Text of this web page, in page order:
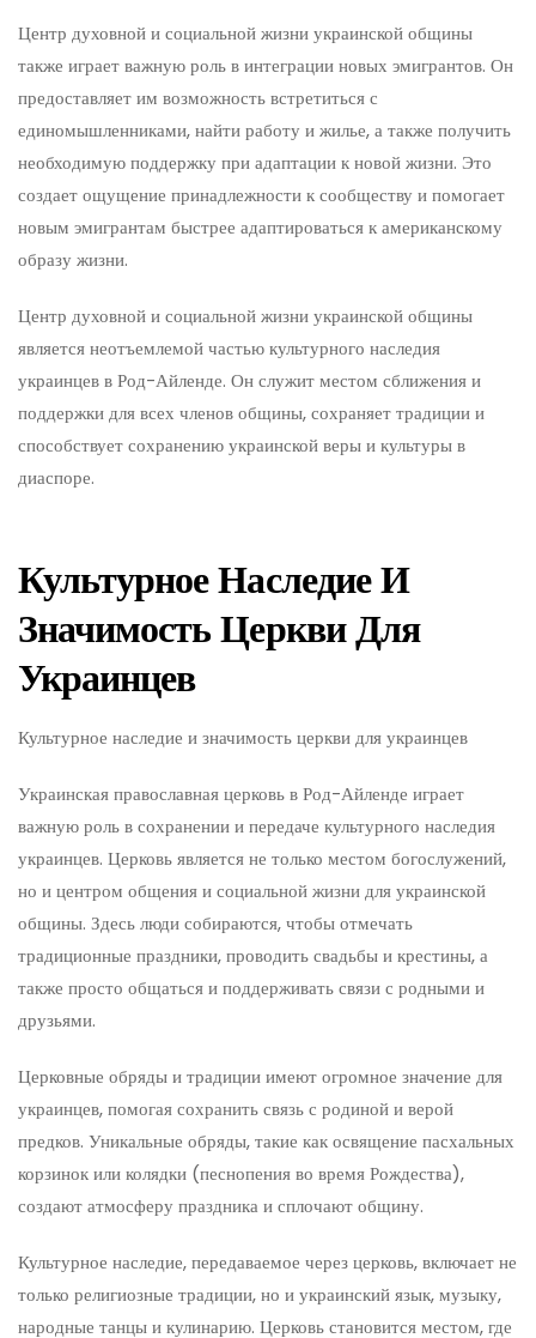
Центр духовной и социальной жизни украинской общины
также играет важную роль в интеграции новых эмигрантов. Он
предоставляет им возможность встретиться с
единомышленниками, найти работу и жилье, а также получить
необходимую поддержку при адаптации к новой жизни. Это
создает ощущение принадлежности к сообществу и помогает
новым эмигрантам быстрее адаптироваться к американскому
образу жизни.
Центр духовной и социальной жизни украинской общины
является неотъемлемой частью культурного наследия
украинцев в Род-Айленде. Он служит местом сближения и
поддержки для всех членов общины, сохраняет традиции и
способствует сохранению украинской веры и культуры в
диаспоре.
Культурное Наследие И
Значимость Церкви Для
Украинцев
Культурное наследие и значимость церкви для украинцев
Украинская православная церковь в Род-Айленде играет
важную роль в сохранении и передаче культурного наследия
украинцев. Церковь является не только местом богослужений,
но и центром общения и социальной жизни для украинской
общины. Здесь люди собираются, чтобы отмечать
традиционные праздники, проводить свадьбы и крестины, а
также просто общаться и поддерживать связи с родными и
друзьями.
Церковные обряды и традиции имеют огромное значение для
украинцев, помогая сохранить связь с родиной и верой
предков. Уникальные обряды, такие как освящение пасхальных
корзинок или колядки (песнопения во время Рождества),
создают атмосферу праздника и сплочают общину.
Культурное наследие, передаваемое через церковь, включает не
только религиозные традиции, но и украинский язык, музыку,
народные танцы и кулинарию. Церковь становится местом, где